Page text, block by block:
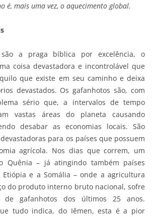
é, mais uma vez, o aquecimento global.
são a praga bíblica por excelência, o
coisa devastadora e incontrolável que
que existe em seu caminho e deixa
devastados. Os gafanhotos são, com
sério que, a intervalos de tempo
vastas áreas do planeta causando
desabar as economias locais. São
para os países que possuem
agrícola. Nos dias que correm, um
Quênia – já atingindo também países
Etiópia e a Somália – onde a agricultura
do produto interno bruto nacional, sofre
gafanhotos dos últimos 25 anos.
tudo indica, do Iêmen, esta é a pior